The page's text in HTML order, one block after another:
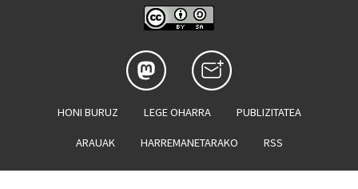
HONI BURUZ LEGE OHARRA PUBLIZITATEA
ARAUAK HARREMANETARAKO RSS